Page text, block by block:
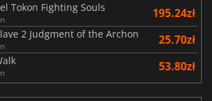
Tokon Fighting Souls 195.24zł
2 Judgment of the Archon 25.70zł
53.80zł